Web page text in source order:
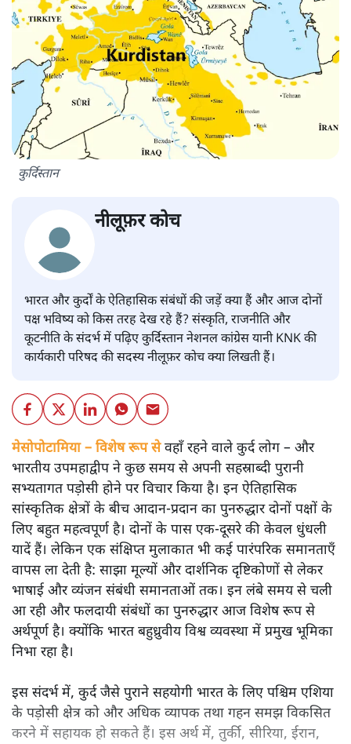
कुर्दिस्तान
नीलूफ़र कोच
भारत और कुर्दों के ऐतिहासिक संबंधों की जड़ें क्या हैं और आज दोनों
पक्ष भविष्य को किस तरह देख रहे हैं? संस्कृति, राजनीति और
कूटनीति के संदर्भ में पढ़िए कुर्दिस्तान नेशनल कांग्रेस यानी KNK की
कार्यकारी परिषद की सदस्य नीलूफ़र कोच क्या लिखती हैं।
मेसोपोटामिया – विशेष रूप सेवहाँ रहने वाले कुर्द लोग – और
भारतीय उपमहाद्वीप ने कुछ समय से अपनी सहस्राब्दी पुरानी
सभ्यतागत पड़ोसी होने पर विचार किया है। इन ऐतिहासिक
सांस्कृतिक क्षेत्रों के बीच आदान-प्रदान का पुनरुद्धार दोनों पक्षों के
लिए बहुत महत्वपूर्ण है। दोनों के पास एक-दूसरे की केवल धुंधली
यादें हैं। लेकिन एक संक्षिप्त मुलाकात भी कई पारंपरिक समानताएँ
वापस ला देती है: साझा मूल्यों और दार्शनिक दृष्टिकोणों से लेकर
भाषाई और व्यंजन संबंधी समानताओं तक। इन लंबे समय से चली
आ रही और फलदायी संबंधों का पुनरुद्धार आज विशेष रूप से
अर्थपूर्ण है। क्योंकि भारत बहुध्रुवीय विश्व व्यवस्था में प्रमुख भूमिका
निभा रहा है।
इस संदर्भ में, कुर्द जैसे पुराने सहयोगी भारत के लिए पश्चिम एशिया
के पड़ोसी क्षेत्र को और अधिक व्यापक तथा गहन समझ विकसित
करने में सहायक हो सकते हैं। इस अर्थ में, तुर्की, सीरिया, ईरान,